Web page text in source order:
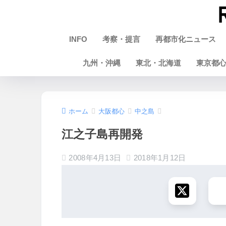
INFO 考察・提言 再都市化ニュース
九州・沖縄 東北・北海道 東京都心
ホーム 大阪都心 中之島
江之子島再開発
2008年4月13日 2018年1月12日